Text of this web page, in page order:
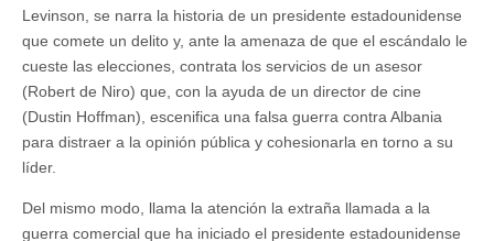
Levinson, se narra la historia de un presidente estadounidense
que comete un delito y, ante la amenaza de que el escándalo le
cueste las elecciones, contrata los servicios de un asesor
(Robert de Niro) que, con la ayuda de un director de cine
(Dustin Hoffman), escenifica una falsa guerra contra Albania
para distraer a la opinión pública y cohesionarla en torno a su
líder.
Del mismo modo, llama la atención la extraña llamada a la
guerra comercial que ha iniciado el presidente estadounidense